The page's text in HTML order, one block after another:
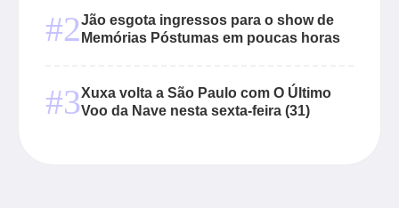
#2Jão esgota ingressos para o show de
Memórias Póstumas em poucas horas
#3Xuxa volta a São Paulo com O Último
Voo da Nave nesta sexta-feira (31)